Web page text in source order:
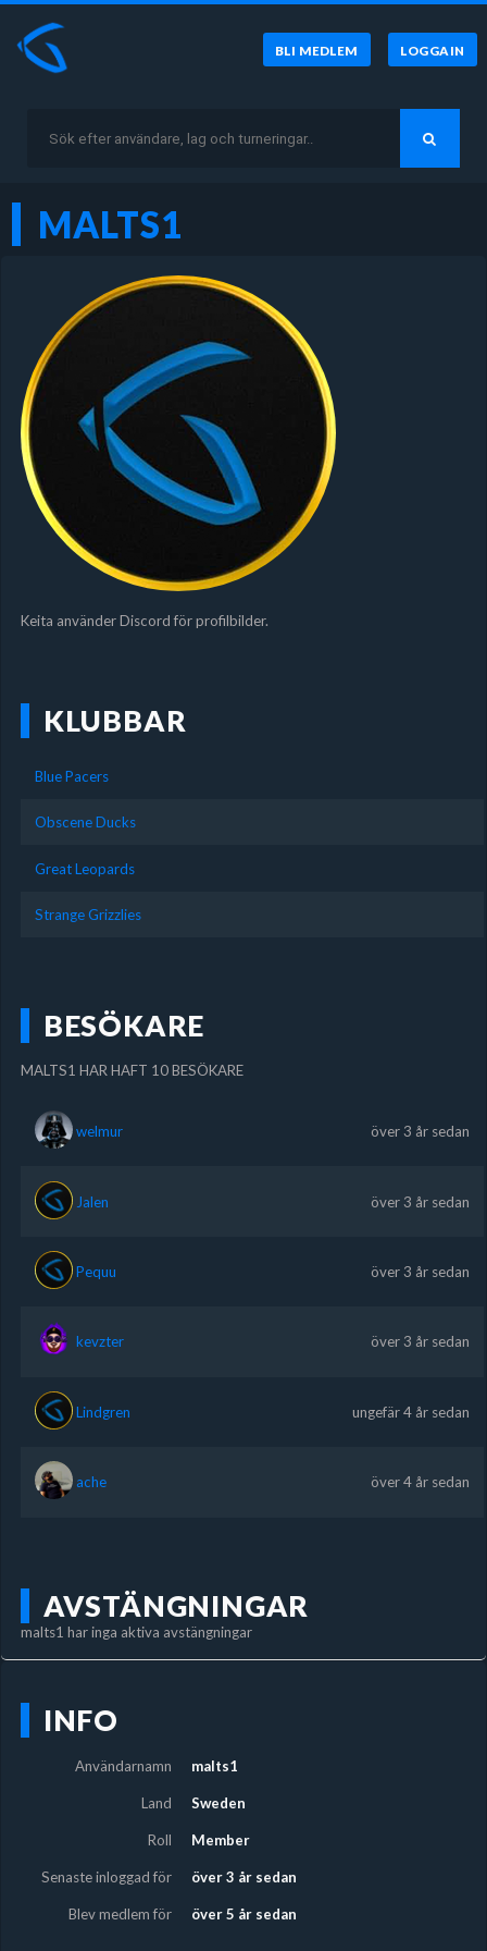
BLI MEDLEM LOGGA IN
MALTS1
Keita använder Discord för profilbilder.
KLUBBAR
Blue Pacers
Obscene Ducks
Great Leopards
Strange Grizzlies
BESÖKARE
MALTS1 HAR HAFT 10 BESÖKARE
welmur över 3 år sedan
Jalen över 3 år sedan
Pequu över 3 år sedan
kevzter över 3 år sedan
Lindgren ungefär 4 år sedan
ache över 4 år sedan
AVSTÄNGNINGAR
malts1 har inga aktiva avstängningar
INFO
Användarnamn malts1
Land Sweden
Roll Member
Senaste inloggad för över 3 år sedan
Blev medlem för över 5 år sedan